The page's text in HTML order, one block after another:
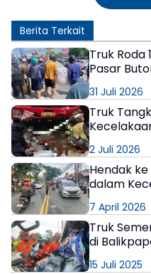
Berita Terkait
Truk Roda
Pasar
31 Juli 2026
Truk
2 Juli 2026
Hendak
dalam
7 April 2026
Truk
di
15 Juli 2025